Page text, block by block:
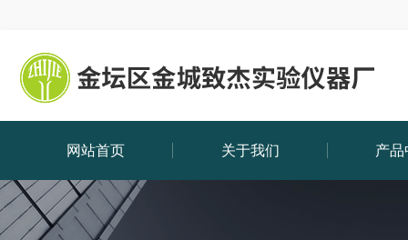
网站首页 关于我们 产品